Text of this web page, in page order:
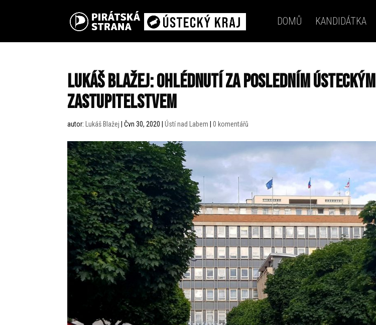
DOMŮ KANDIDÁTKA
Lukáš Blažej: Ohlédnutí za posledním ústeckým
zastupitelstvem
autor: Lukáš Blažej |Čvn 30, 2020 |Ústí nad Labem |0 komentářů